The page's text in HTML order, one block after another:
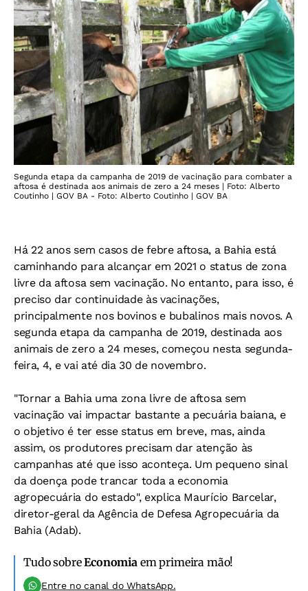
Segunda etapa da campanha de 2019 de vacinação para combater a
aftosa é destinada aos animais de zero a 24 meses | Foto: Alberto
Coutinho | GOV BA - Foto: Alberto Coutinho | GOV BA
Há 22 anos sem casos de febre aftosa, a Bahia está
caminhando para alcançar em 2021 o status de zona
livre da aftosa sem vacinação. No entanto, para isso, é
preciso dar continuidade às vacinações,
principalmente nos bovinos e bubalinos mais novos. A
segunda etapa da campanha de 2019, destinada aos
animais de zero a 24 meses, começou nesta segunda-
feira, 4, e vai até dia 30 de novembro.
"Tornar a Bahia uma zona livre de aftosa sem
vacinação vai impactar bastante a pecuária baiana, e
o objetivo é ter esse status em breve, mas, ainda
assim, os produtores precisam dar atenção às
campanhas até que isso aconteça. Um pequeno sinal
da doença pode trancar toda a economia
agropecuária do estado", explica Maurício Barcelar,
diretor-geral da Agência de Defesa Agropecuária da
Bahia (Adab).
Tudo sobreEconomiaem primeira mão!
Entre no canal do WhatsApp.